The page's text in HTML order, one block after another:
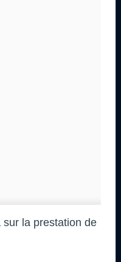
sur la prestation de